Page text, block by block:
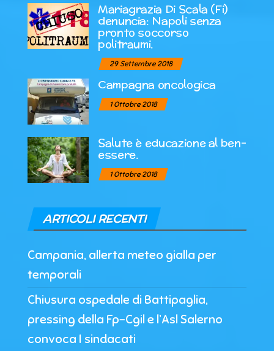
Mariagrazia Di Scala (Fi)
denuncia: Napoli senza
pronto soccorso
politraumi.
29 Settembre 2018
Campagna oncologica
1 Ottobre 2018
Salute è educazione al ben-
essere.
1 Ottobre 2018
ARTICOLI RECENTI
Campania, allerta meteo gialla per
temporali
Chiusura ospedale di Battipaglia,
pressing della Fp-Cgil e l’Asl Salerno
convoca I sindacati